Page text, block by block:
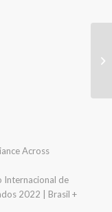
Across
Internacional de
2022 | Brasil +